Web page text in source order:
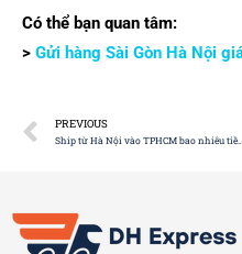
Có thể bạn quan tâm:
> Gửi hàng Sài Gòn Hà Nội
PREVIOUS
Ship từ Hà Nội vào TPHCM bao nhiêu tiền? Bảng giá mới nhất